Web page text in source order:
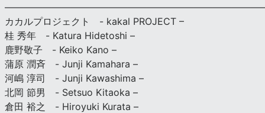
カカルプロジェクト - kakal PROJECT –
桂 秀年 - Katura Hidetoshi –
鹿野敬子 - Keiko Kano –
蒲原 潤斉 - Junji Kamahara –
河嶋 淳司 - Junji Kawashima –
北岡 節男 - Setsuo Kitaoka –
倉田 裕之 - Hiroyuki Kurata –